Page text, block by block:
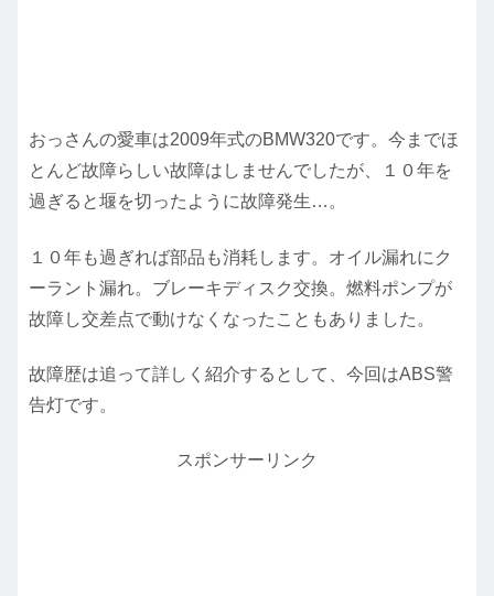
おっさんの愛車は2009年式のBMW320です。今までほ
とんど故障らしい故障はしませんでしたが、１０年を
過ぎると堰を切ったように故障発生…。
１０年も過ぎれば部品も消耗します。オイル漏れにク
ーラント漏れ。ブレーキディスク交換。燃料ポンプが
故障し交差点で動けなくなったこともありました。
故障歴は追って詳しく紹介するとして、今回はABS警
告灯です。
スポンサーリンク